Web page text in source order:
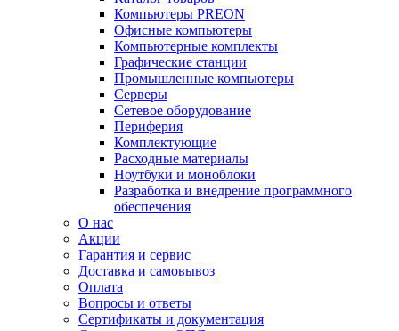
Компьютеры PREON
Офисные компьютеры
Компьютерные комплекты
Графические станции
Промышленные компьютеры
Серверы
Сетевое оборудование
Периферия
Комплектующие
Расходные материалы
Ноутбуки и моноблоки
Разработка и внедрение программного
обеспечения
О нас
Акции
Гарантия и сервис
Доставка и самовывоз
Оплата
Вопросы и ответы
Сертификаты и документация